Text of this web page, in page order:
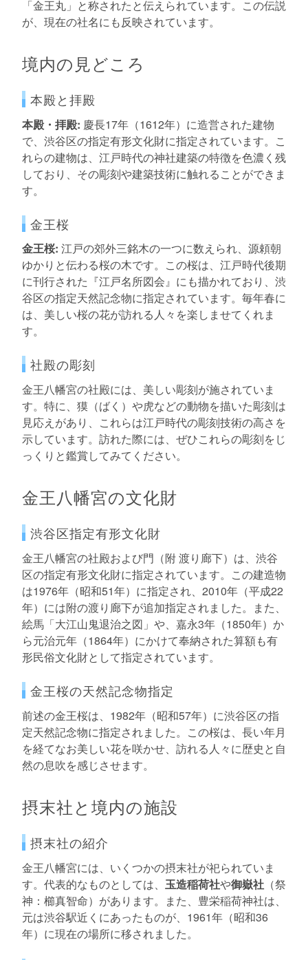
「金王丸」と称されたと伝えられています。この伝説
が、現在の社名にも反映されています。
境内の見どころ
本殿と拝殿
本殿・拝殿: 慶長17年（1612年）に造営された建物
で、渋谷区の指定有形文化財に指定されています。こ
れらの建物は、江戸時代の神社建築の特徴を色濃く残
しており、その彫刻や建築技術に触れることができま
す。
金王桜
金王桜: 江戸の郊外三銘木の一つに数えられ、源頼朝
ゆかりと伝わる桜の木です。この桜は、江戸時代後期
に刊行された『江戸名所図会』にも描かれており、渋
谷区の指定天然記念物に指定されています。毎年春に
は、美しい桜の花が訪れる人々を楽しませてくれま
す。
社殿の彫刻
金王八幡宮の社殿には、美しい彫刻が施されていま
す。特に、獏（ばく）や虎などの動物を描いた彫刻は
見応えがあり、これらは江戸時代の彫刻技術の高さを
示しています。訪れた際には、ぜひこれらの彫刻をじ
っくりと鑑賞してみてください。
金王八幡宮の文化財
渋谷区指定有形文化財
金王八幡宮の社殿および門（附 渡り廊下）は、渋谷
区の指定有形文化財に指定されています。この建造物
は1976年（昭和51年）に指定され、2010年（平成22
年）には附の渡り廊下が追加指定されました。また、
絵馬「大江山鬼退治之図」や、嘉永3年（1850年）か
ら元治元年（1864年）にかけて奉納された算額も有
形民俗文化財として指定されています。
金王桜の天然記念物指定
前述の金王桜は、1982年（昭和57年）に渋谷区の指
定天然記念物に指定されました。この桜は、長い年月
を経てなお美しい花を咲かせ、訪れる人々に歴史と自
然の息吹を感じさせます。
摂末社と境内の施設
摂末社の紹介
金王八幡宮には、いくつかの摂末社が祀られていま
す。代表的なものとしては、 玉造稲荷社や御嶽社 （祭
神：櫛真智命）があります。また、豊栄稲荷神社は、
元は渋谷駅近くにあったものが、1961年（昭和36
年）に現在の場所に移されました。